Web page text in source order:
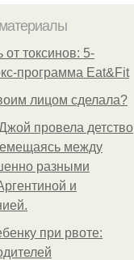
токсинов: 5-
программа Eat&Fit
лицом сделала?
провела детство
между
разными
и
при рвоте: